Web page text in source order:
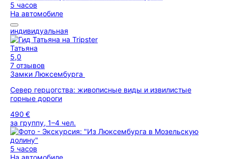
5 часов
На автомобиле
индивидуальная
Татьяна
5,0
7 отзывов
Замки Люксембурга
Север герцогства: живописные виды и извилистые
горные дороги
490 €
за группу, 1–4 чел.
5 часов
На автомобиле